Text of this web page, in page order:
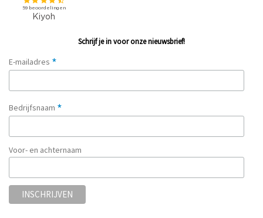
Schrijf je in voor onze nieuwsbrief!
E-mailadres *
Bedrijfsnaam *
Voor- en achternaam